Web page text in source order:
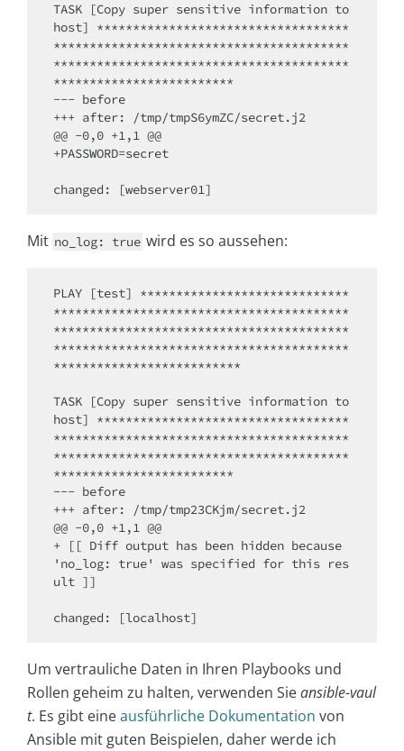
TASK [Copy super sensitive information to
host] ***********************************
*****************************************
*****************************************
*************************
--- before
+++ after: /tmp/tmpS6ymZC/secret.j2
@@ -0,0 +1,1 @@
+PASSWORD=secret
Mit no_log: true wird es so aussehen:
PLAY [test] *****************************
*****************************************
*****************************************
*****************************************
**************************
TASK [Copy super sensitive information to
host] ***********************************
*****************************************
*****************************************
*************************
--- before
+++ after: /tmp/tmp23CKjm/secret.j2
@@ -0,0 +1,1 @@
+ [[ Diff output has been hidden because
'no_log: true' was specified for this res
ult ]]
Um vertrauliche Daten in Ihren Playbooks und
Rollen geheim zu halten, verwenden Sieansible-vaul
t. Es gibt eineausführliche Dokumentation von
Ansible mit guten Beispielen, daher werde ich